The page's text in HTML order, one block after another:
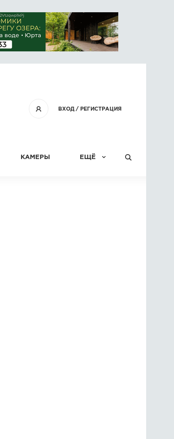
ВХОД/ РЕГИСТРАЦИЯ
КАМЕРЫ ЕЩЁ